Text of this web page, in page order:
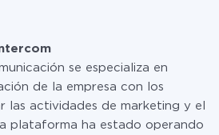
se especializa en
de la empresa con los
las actividades de marketing y el
plataforma ha estado operando